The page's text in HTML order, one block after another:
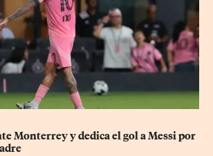
Monterrey y dedica el gol a Messi por